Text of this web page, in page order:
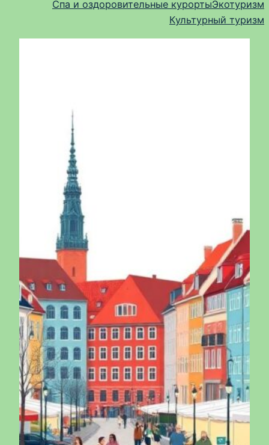
Спа и оздоровительные курортыЭкотуризм
Культурный туризм